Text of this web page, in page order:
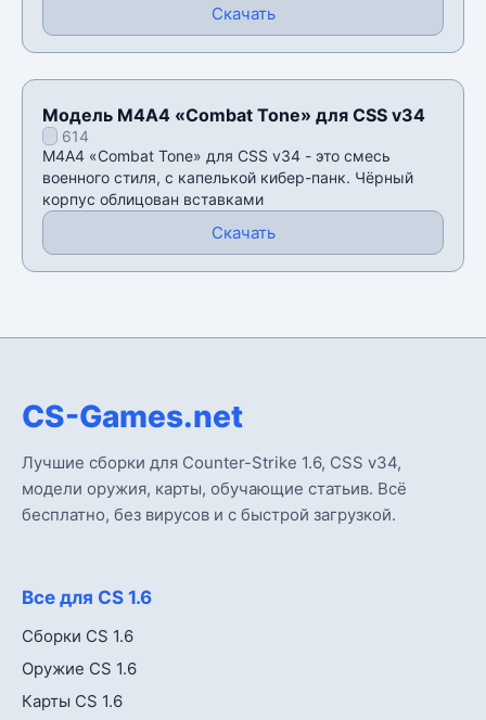
Скачать
Модель М4А4 «Combat Tone» для CSS v34
614
М4А4 «Combat Tone» для CSS v34 - это смесь
военного стиля, с капелькой кибер-панк. Чёрный
корпус облицован вставками
Скачать
CS-Games.net
Лучшие сборки для Counter-Strike 1.6, CSS v34,
модели оружия, карты, обучающие статьив. Всё
бесплатно, без вирусов и с быстрой загрузкой.
Все для CS 1.6
Сборки CS 1.6
Оружие CS 1.6
Карты CS 1.6